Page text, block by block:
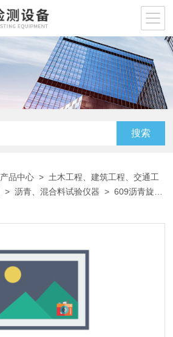
产品中心 > 土木工程、建筑工程、交通工
>沥青、混合料试验仪器 > 609沥青旋转